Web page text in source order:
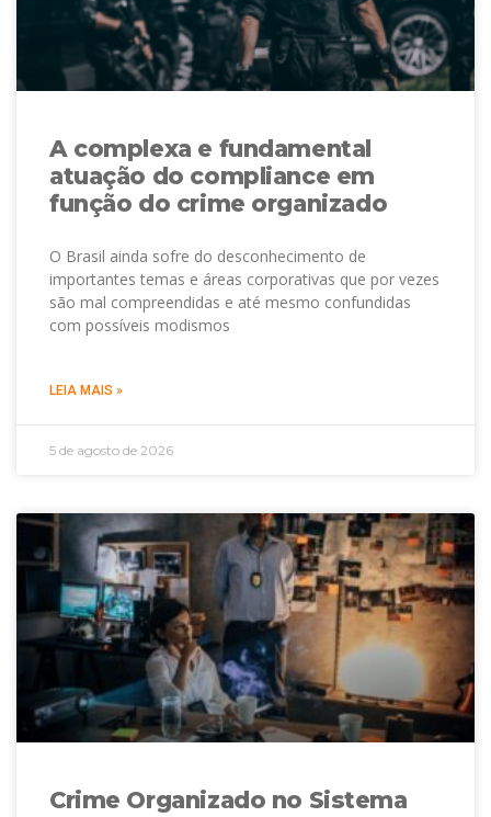
A complexa e fundamental
atuação do compliance em
função do crime organizado
O Brasil ainda sofre do desconhecimento de
importantes temas e áreas corporativas que por vezes
são mal compreendidas e até mesmo confundidas
com possíveis modismos
LEIA MAIS »
5 de agosto de 2026
Crime Organizado no Sistema